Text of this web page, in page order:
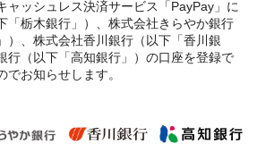
ャッシュレス決済サービス「PayPay」に
「栃木銀行」）、株式会社きらやか銀行
）、株式会社香川銀行（以下「香川銀
行（以下「高知銀行」）の口座を登録で
でお知らせします。